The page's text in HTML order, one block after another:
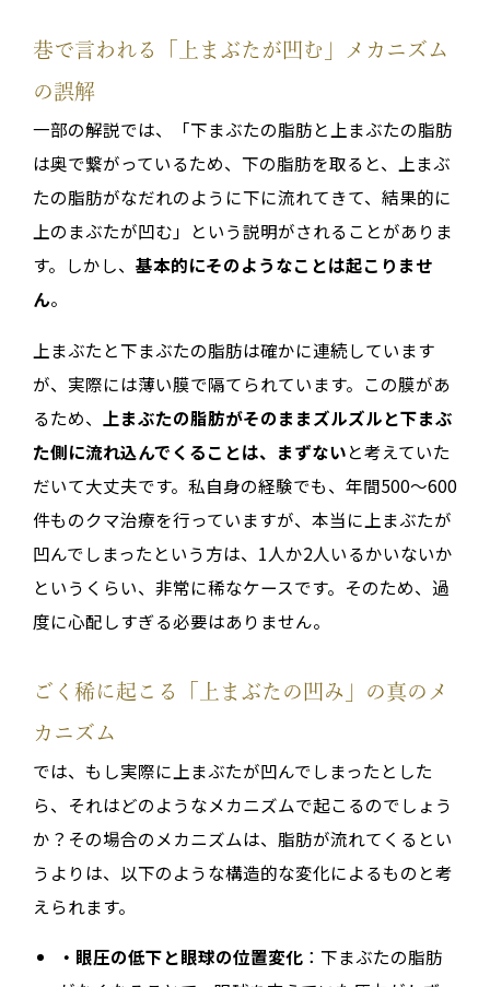
巷で言われる「上まぶたが凹む」メカニズム
の誤解
一部の解説では、「下まぶたの脂肪と上まぶたの脂肪
は奥で繋がっているため、下の脂肪を取ると、上まぶ
たの脂肪がなだれのように下に流れてきて、結果的に
上のまぶたが凹む」という説明がされることがありま
す。しかし、 基本的にそのようなことは起こりませ
ん。
上まぶたと下まぶたの脂肪は確かに連続しています
が、実際には薄い膜で隔てられています。この膜があ
るため、
上まぶたの脂肪がそのままズルズルと下まぶ
た側に流れ込んでくることは、まずないと考えていた
だいて大丈夫です。私自身の経験でも、年間500～600
件ものクマ治療を行っていますが、本当に上まぶたが
凹んでしまったという方は、1人か2人いるかいないか
というくらい、非常に稀なケースです。そのため、過
度に心配しすぎる必要はありません。
ごく稀に起こる「上まぶたの凹み」の真のメ
カニズム
では、もし実際に上まぶたが凹んでしまったとした
ら、それはどのようなメカニズムで起こるのでしょう
か？その場合のメカニズムは、脂肪が流れてくるとい
うよりは、以下のような構造的な変化によるものと考
えられます。
・眼圧の低下と眼球の位置変化 ：下まぶたの脂肪